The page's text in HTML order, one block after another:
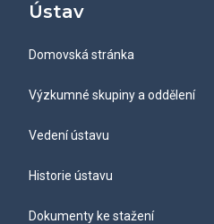
Ústav
Domovská stránka
Výzkumné skupiny a oddělení
Vedení ústavu
Historie ústavu
Dokumenty ke stažení